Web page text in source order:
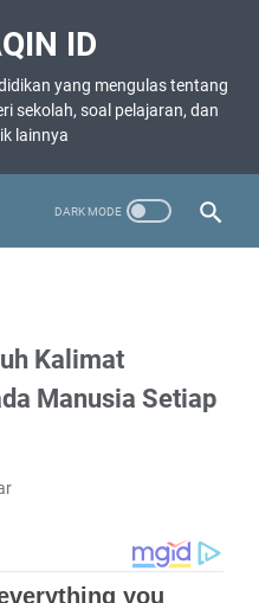
ID
yang mengulas tentang
sekolah, soal pelajaran, dan
lainnya
Kalimat
Manusia Setiap